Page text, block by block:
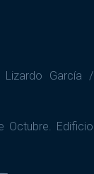
García /
Octubre. Edificio